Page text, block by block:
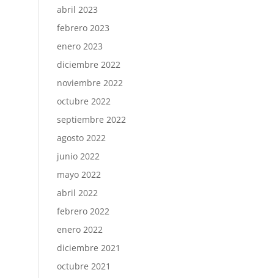
abril 2023
febrero 2023
enero 2023
diciembre 2022
noviembre 2022
octubre 2022
septiembre 2022
agosto 2022
junio 2022
mayo 2022
abril 2022
febrero 2022
enero 2022
diciembre 2021
octubre 2021